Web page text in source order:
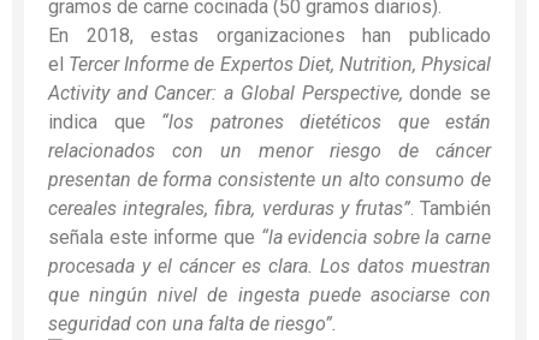
gramos de carne cocinada (50 gramos diarios).
En 2018, estas organizaciones han publicado
el Tercer Informe de Expertos Diet, Nutrition, Physical
Activity and Cancer: a Global Perspective, donde se
indica que “los patrones dietéticos que están
relacionados con un menor riesgo de cáncer
presentan de forma consistente un alto consumo de
cereales integrales, fibra, verduras y frutas”. También
señala este informe que “la evidencia sobre la carne
procesada y el cáncer es clara. Los datos muestran
que ningún nivel de ingesta puede asociarse con
seguridad con una falta de riesgo”.